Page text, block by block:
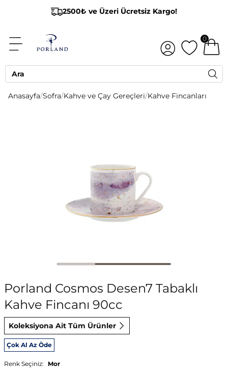
2500₺ ve Üzeri Ücretsiz Kargo!
0
Anasayfa/Sofra/Kahve ve Çay Gereçleri/Kahve Fincanları
Porland Cosmos Desen7 Tabaklı
Kahve Fincanı 90cc
Koleksiyona Ait Tüm Ürünler
Çok Al Az Öde
Renk Seçiniz: Mor